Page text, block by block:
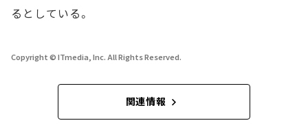
るとしている。
Copyright © ITmedia, Inc. All Rights Reserved.
関連情報